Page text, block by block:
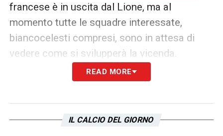
francese è in uscita dal Lione, ma al
momento tutte le squadre interessate,
biancocelesti compresi, sono in attesa di
vedere come si svilupperà la vicenda.
Tra le squadre ci sarebbe anche il
Non ho niente da dire su nessun giocatore
READ MORE
IL CALCIO DEL GIORNO